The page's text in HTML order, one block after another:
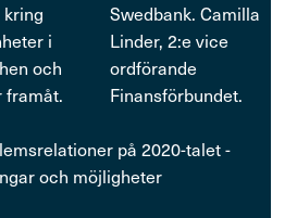
i
och
framåt.
Swedbank. Camilla
Linder, 2:e vice
ordförande
Finansförbundet.
på 2020-talet -
och möjligheter